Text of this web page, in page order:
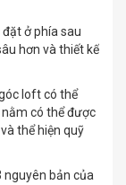
ở phía sau
hơn và thiết kế
loft có thể
có thể được
thể hiện quỹ
nguyên bản của